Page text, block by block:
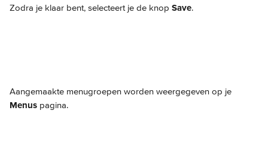
Zodra je klaar bent, selecteert je de knop Save.
Aangemaakte menugroepen worden weergegeven op je
Menus pagina.